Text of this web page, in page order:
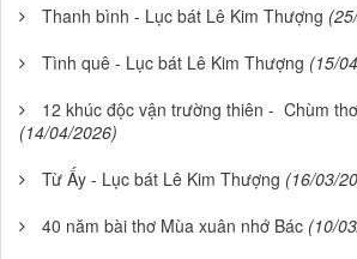
Thanh bình - Lục bát Lê Kim Thượng
Tình quê - Lục bát Lê Kim Thượng (15/
12 khúc độc vận trường thiên - Chùm
(14/04/2026)
Từ Ấy - Lục bát Lê Kim Thượng (16/03/
40 năm bài thơ Mùa xuân nhớ Bác (10/